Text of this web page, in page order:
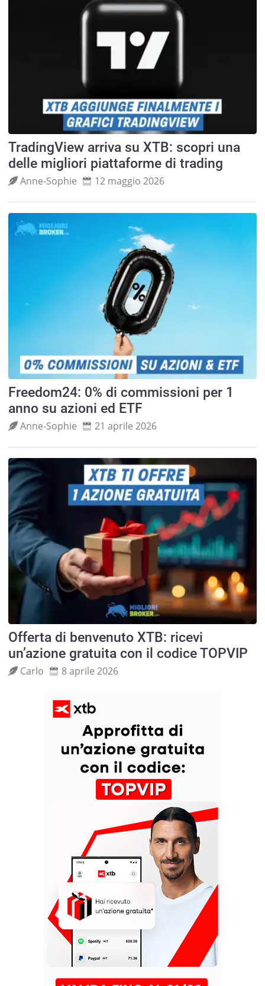
TradingView arriva su XTB: scopri una
delle migliori piattaforme di trading
Anne‑Sophie 12 maggio 2026
Freedom24: 0% di commissioni per 1
anno su azioni ed ETF
Anne‑Sophie 21 aprile 2026
Offerta di benvenuto XTB: ricevi
un’azione gratuita con il codice TOPVIP
Carlo 8 aprile 2026